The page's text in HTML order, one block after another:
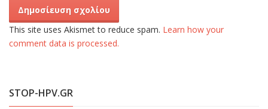
This site uses Akismet to reduce spam. Learn how your
comment data is processed.
STOP-HPV.GR